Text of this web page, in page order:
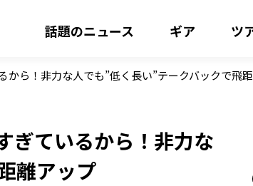
話題のニュース ギア ツ
から！非力な人でも”低く長い”テークバックで飛
ぎているから！非力な
離アップ